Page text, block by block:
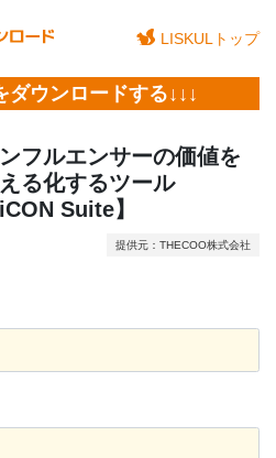
LISKULトップ
ダウンロードする↓↓↓
フルエンサーの価値を
る化するツール
iCON Suite】
提供元：THECOO株式会社